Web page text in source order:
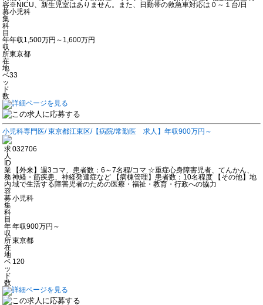
容※NICU、新生児室はありません。また、日勤帯の救急車対応は０～１台/日
募
集
科
目
小児科
年
収
年収1,500万円～1,600万円
所
在
地
東京都
ベ
ッ
ド
数
33
小児科専門医/ 東京都江東区/【病院/常勤医 求人】年収900万円～
求
人
ID
032706
業
務
内
容
【外来】週3コマ、患者数：6～7名程/コマ ☆重症心身障害児者、てんかん、
神経・筋疾患、神経発達症など 【病棟管理】患者数：10名程度 【その他】地
域で生活する障害児者のための医療・福祉・教育・行政への協力
募
集
科
目
小児科
年
収
年収900万円～
所
在
地
東京都
ベ
ッ
ド
数
120